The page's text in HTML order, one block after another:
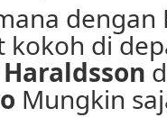
dengan
kokoh di
Mungkin